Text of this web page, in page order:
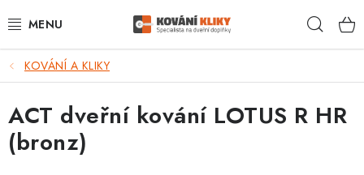
na
VÝPRODEJ - TOP AKCE
BLOG
UŽITEČNÉ RADY
KOVÁNÍ A KLIKY
ACT dveřní kování LOTUS R HR
(bronz)